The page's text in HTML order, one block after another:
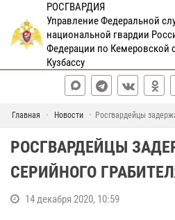
РОСГВАРДИЯ
Управление Федеральной
национальной гвардии
Федерации по Кемеровской
Кузбассу
Главная Новости Росгвардейцы
РОСГВАРДЕЙЦЫ
СЕРИЙНОГО
14 декабря 2020, 10:59